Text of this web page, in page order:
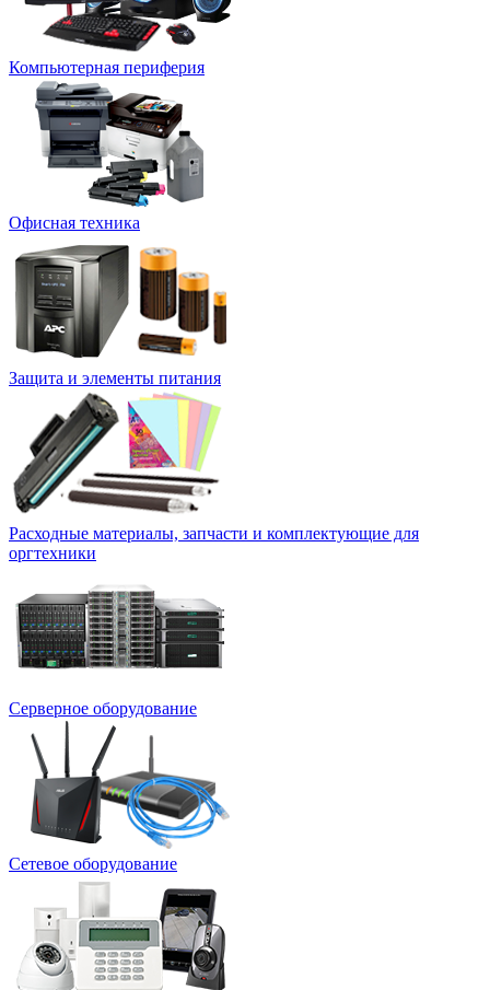
Компьютерная периферия
Офисная техника
Защита и элементы питания
Расходные материалы, запчасти и комплектующие для
оргтехники
Серверное оборудование
Сетевое оборудование